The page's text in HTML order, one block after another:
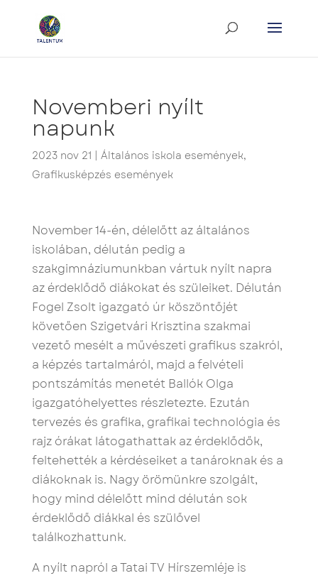
Novemberi nyílt
napunk
2023 nov 21 Általános iskola események,
Grafikusképzés események
November 14-én, délelőtt az általános
iskolában, délután pedig a
szakgimnáziumunkban vártuk nyílt napra
az érdeklődő diákokat és szüleiket. Délután
Fogel Zsolt igazgató úr köszöntőjét
követően Szigetvári Krisztina szakmai
vezető mesélt a művészeti grafikus szakról,
a képzés tartalmáról, majd a felvételi
pontszámítás menetét Ballók Olga
igazgatóhelyettes részletezte. Ezután
tervezés és grafika, grafikai technológia és
rajz órákat látogathattak az érdeklődők,
feltehették a kérdéseiket a tanároknak és a
diákoknak is. Nagy örömünkre szolgált,
hogy mind délelőtt mind délután sok
érdeklődő diákkal és szülővel
találkozhattunk.
A nyílt napról a Tatai TV Hírszemléje is